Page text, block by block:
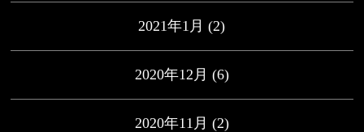
2021年1月 (2)
2020年12月 (6)
2020年11月 (2)